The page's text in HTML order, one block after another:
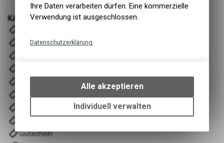
KATEGORIEN
Velos
Wartung/Reinigung
Bekleidung & Ausrüstung
Gutschein
Ihre Daten verarbeiten dürfen. Eine kommerzielle
Verwendung ist ausgeschlossen.
Datenschutzerklärung
bestimmte Interaktionen und
Einstellungen auf Ihrem Gerät,
um die grundlegenden
Funktionen unseres Online-
Alle akzeptieren
Individuell verwalten